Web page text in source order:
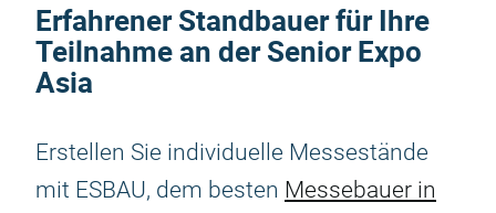
Erfahrener Standbauer für Ihre
Teilnahme an der Senior Expo
Asia
Erstellen Sie individuelle Messestände
mit ESBAU, dem besten Messebauer in